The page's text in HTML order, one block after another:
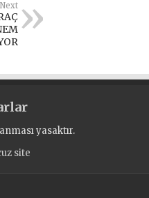
Next
yasaktır.
site